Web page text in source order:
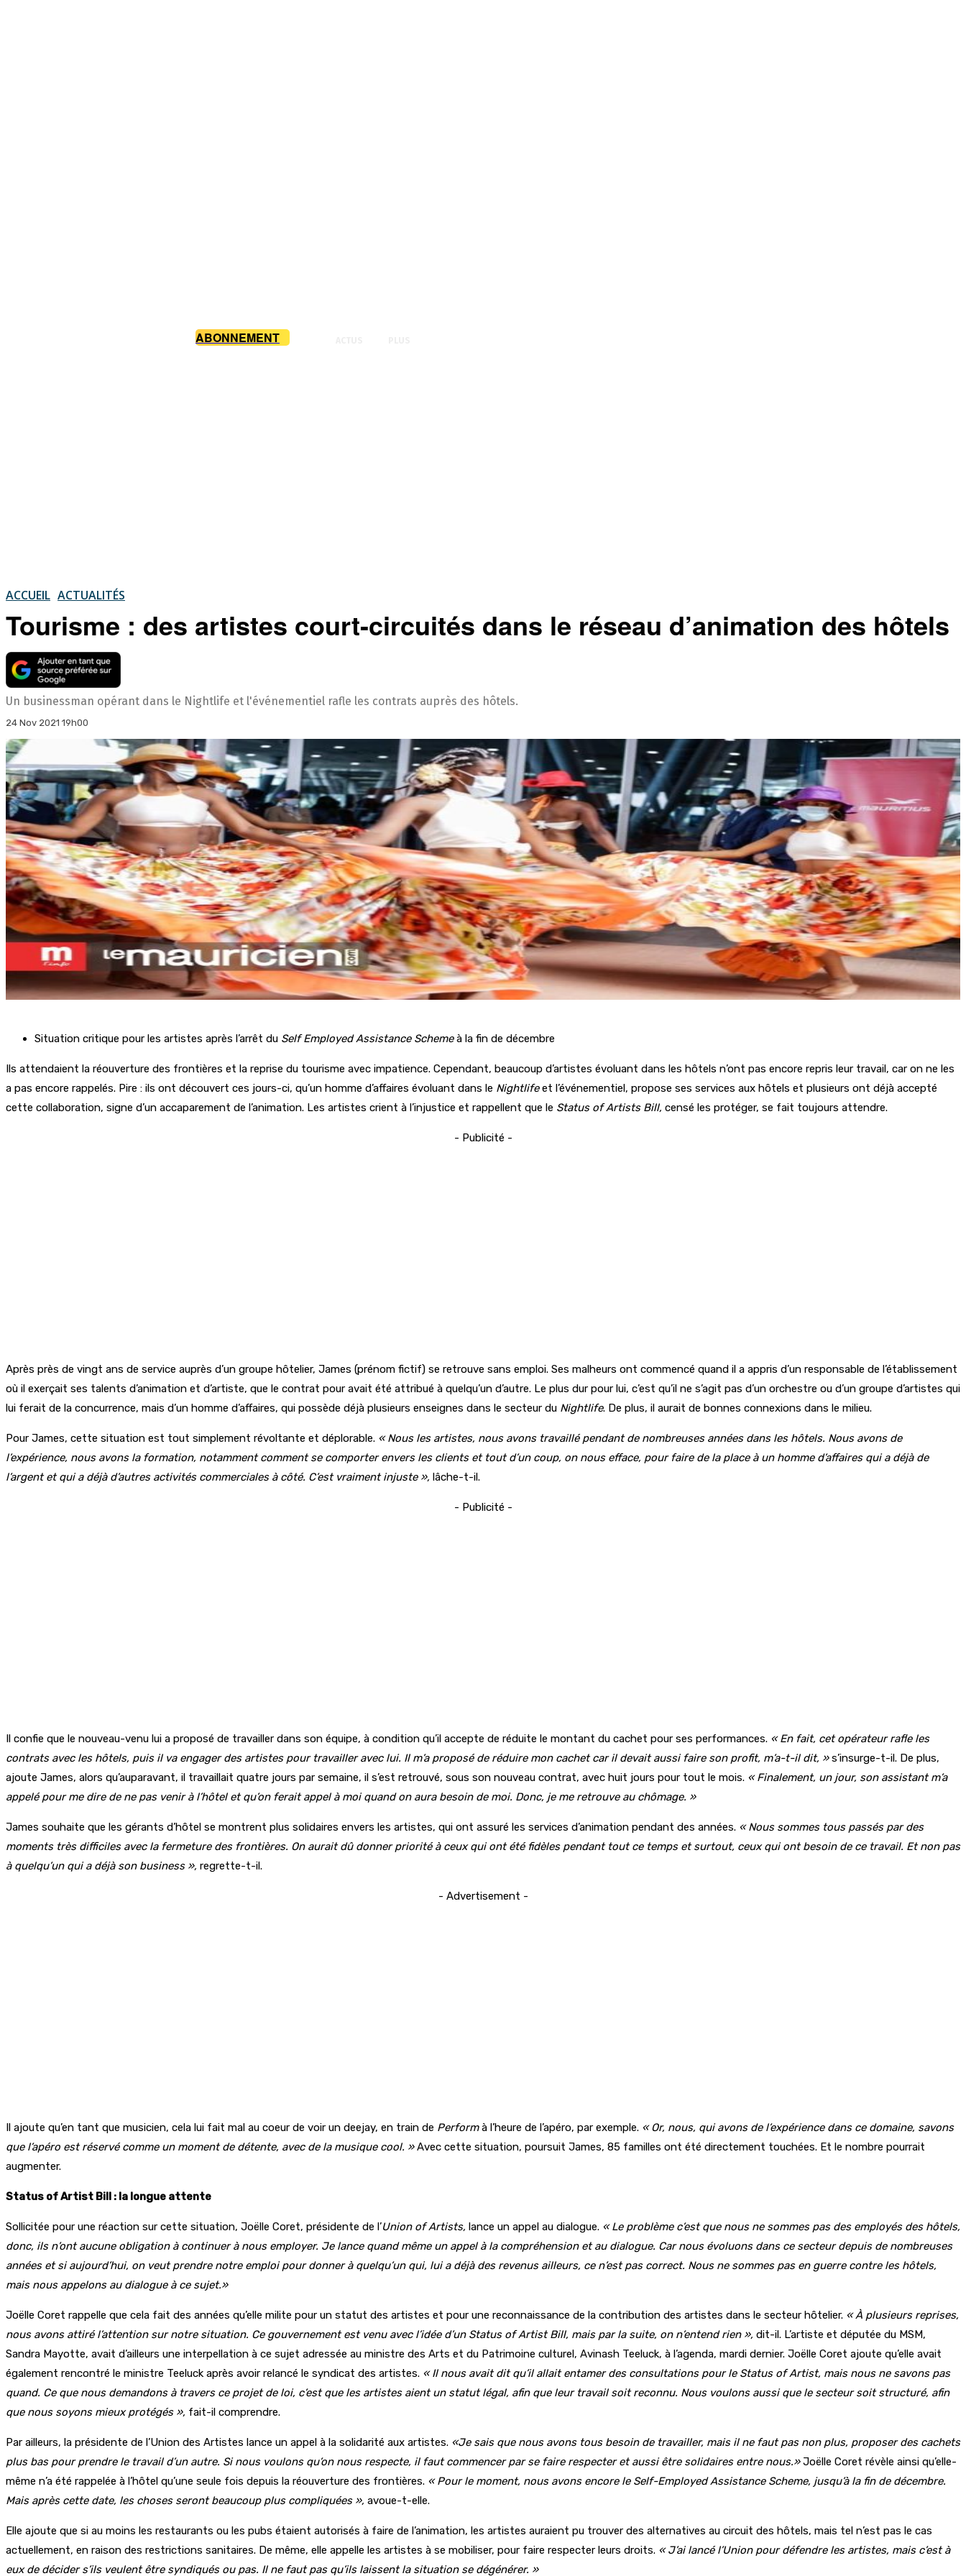
ABONNEMENT
ACCUEIL ACTUALITÉS
Tourisme : des artistes court-circuités dans le réseau d’animation des hôtels
Un businessman opérant dans le Nightlife et l'événementiel rafle les contrats auprès des hôtels.
24 Nov 2021 19h00
Situation critique pour les artistes après l’arrêt du Self Employed Assistance Schemeà la fin de décembre
Ils attendaient la réouverture des frontières et la reprise du tourisme avec impatience. Cependant, beaucoup d’artistes évoluant dans les hôtels n’ont pas encore repris leur travail, car on ne les
a pas encore rappelés. Pire : ils ont découvert ces jours-ci, qu’un homme d’affaires évoluant dans le Nightlifeet l’événementiel, propose ses services aux hôtels et plusieurs ont déjà accepté
cette collaboration, signe d’un accaparement de l’animation. Les artistes crient à l’injustice et rappellent que le Status of Artists Bill, censé les protéger, se fait toujours attendre.
- Publicité -
Après près de vingt ans de service auprès d’un groupe hôtelier, James (prénom fictif) se retrouve sans emploi. Ses malheurs ont commencé quand il a appris d’un responsable de l’établissement
où il exerçait ses talents d’animation et d’artiste, que le contrat pour avait été attribué à quelqu’un d’autre. Le plus dur pour lui, c’est qu’il ne s’agit pas d’un orchestre ou d’un groupe d’artistes qui
lui ferait de la concurrence, mais d’un homme d’affaires, qui possède déjà plusieurs enseignes dans le secteur du Nightlife. De plus, il aurait de bonnes connexions dans le milieu.
Pour James, cette situation est tout simplement révoltante et déplorable. « Nous les artistes, nous avons travaillé pendant de nombreuses années dans les hôtels. Nous avons de
l’expérience, nous avons la formation, notamment comment se comporter envers les clients et tout d’un coup, on nous efface, pour faire de la place à un homme d’affaires qui a déjà de
l’argent et qui a déjà d’autres activités commerciales à côté. C’est vraiment injuste », lâche-t-il.
- Publicité -
Il confie que le nouveau-venu lui a proposé de travailler dans son équipe, à condition qu’il accepte de réduite le montant du cachet pour ses performances. « En fait, cet opérateur rafle les
contrats avec les hôtels, puis il va engager des artistes pour travailler avec lui. Il m’a proposé de réduire mon cachet car il devait aussi faire son profit, m’a-t-il dit, »s’insurge-t-il. De plus,
ajoute James, alors qu’auparavant, il travaillait quatre jours par semaine, il s’est retrouvé, sous son nouveau contrat, avec huit jours pour tout le mois. « Finalement, un jour, son assistant m’a
appelé pour me dire de ne pas venir à l’hôtel et qu’on ferait appel à moi quand on aura besoin de moi. Donc, je me retrouve au chômage. »
James souhaite que les gérants d’hôtel se montrent plus solidaires envers les artistes, qui ont assuré les services d’animation pendant des années. « Nous sommes tous passés par des
moments très difficiles avec la fermeture des frontières. On aurait dû donner priorité à ceux qui ont été fidèles pendant tout ce temps et surtout, ceux qui ont besoin de ce travail. Et non pas
à quelqu’un qui a déjà son business », regrette-t-il.
- Advertisement -
Il ajoute qu’en tant que musicien, cela lui fait mal au coeur de voir un deejay, en train de Performà l’heure de l’apéro, par exemple. « Or, nous, qui avons de l’expérience dans ce domaine, savons
que l’apéro est réservé comme un moment de détente, avec de la musique cool. »Avec cette situation, poursuit James, 85 familles ont été directement touchées. Et le nombre pourrait
augmenter.
Status of Artist Bill : la longue attente
Sollicitée pour une réaction sur cette situation, Joëlle Coret, présidente de l’Union of Artists, lance un appel au dialogue. « Le problème c’est que nous ne sommes pas des employés des hôtels,
donc, ils n’ont aucune obligation à continuer à nous employer. Je lance quand même un appel à la compréhension et au dialogue. Car nous évoluons dans ce secteur depuis de nombreuses
années et si aujourd’hui, on veut prendre notre emploi pour donner à quelqu’un qui, lui a déjà des revenus ailleurs, ce n’est pas correct. Nous ne sommes pas en guerre contre les hôtels,
mais nous appelons au dialogue à ce sujet.»
Joëlle Coret rappelle que cela fait des années qu’elle milite pour un statut des artistes et pour une reconnaissance de la contribution des artistes dans le secteur hôtelier. « À plusieurs reprises,
nous avons attiré l’attention sur notre situation. Ce gouvernement est venu avec l’idée d’un Status of Artist Bill, mais par la suite, on n’entend rien », dit-il. L’artiste et députée du MSM,
Sandra Mayotte, avait d’ailleurs une interpellation à ce sujet adressée au ministre des Arts et du Patrimoine culturel, Avinash Teeluck, à l’agenda, mardi dernier. Joëlle Coret ajoute qu’elle avait
également rencontré le ministre Teeluck après avoir relancé le syndicat des artistes. « Il nous avait dit qu’il allait entamer des consultations pour le Status of Artist, mais nous ne savons pas
quand. Ce que nous demandons à travers ce projet de loi, c’est que les artistes aient un statut légal, afin que leur travail soit reconnu. Nous voulons aussi que le secteur soit structuré, afin
que nous soyons mieux protégés », fait-il comprendre.
Par ailleurs, la présidente de l’Union des Artistes lance un appel à la solidarité aux artistes. «Je sais que nous avons tous besoin de travailler, mais il ne faut pas non plus, proposer des cachets
plus bas pour prendre le travail d’un autre. Si nous voulons qu’on nous respecte, il faut commencer par se faire respecter et aussi être solidaires entre nous.»Joëlle Coret révèle ainsi qu’elle-
même n’a été rappelée à l’hôtel qu’une seule fois depuis la réouverture des frontières. « Pour le moment, nous avons encore le Self-Employed Assistance Scheme, jusqu’à la fin de décembre.
Mais après cette date, les choses seront beaucoup plus compliquées », avoue-t-elle.
Elle ajoute que si au moins les restaurants ou les pubs étaient autorisés à faire de l’animation, les artistes auraient pu trouver des alternatives au circuit des hôtels, mais tel n’est pas le cas
actuellement, en raison des restrictions sanitaires. De même, elle appelle les artistes à se mobiliser, pour faire respecter leurs droits. « J’ai lancé l’Union pour défendre les artistes, mais c’est à
eux de décider s’ils veulent être syndiqués ou pas. Il ne faut pas qu’ils laissent la situation se dégénérer. »